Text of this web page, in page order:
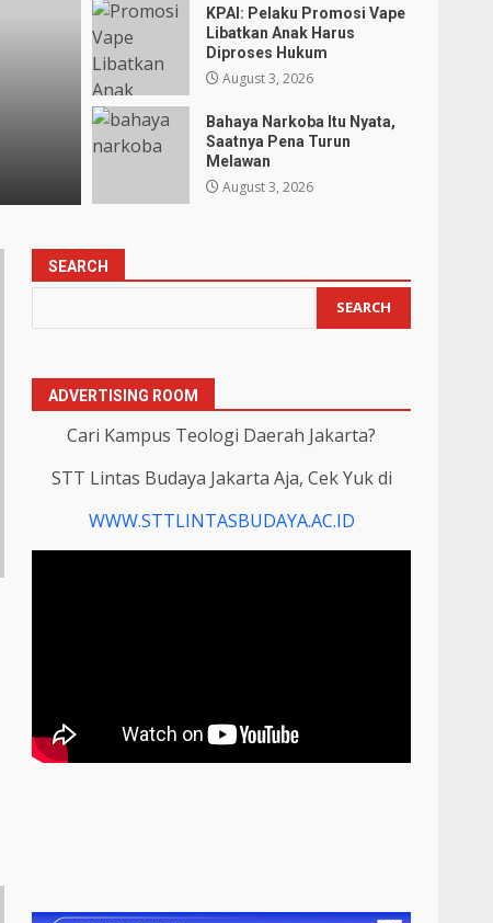
Berita
KPAI: Pelaku Promosi Vape
Harus Diproses Hukum
Husnul Amalia August 3, 2026
KPAI: Pelaku Promosi Vape
Libatkan Anak Harus
Diproses Hukum
August 3, 2026
Bahaya Narkoba Itu Nyata,
Saatnya Pena Turun
Melawan
August 3, 2026
SEARCH
SEARCH
ADVERTISING ROOM
Cari Kampus Teologi Daerah Jakarta?
STT Lintas Budaya Jakarta Aja, Cek Yuk di
WWW.STTLINTASBUDAYA.AC.ID